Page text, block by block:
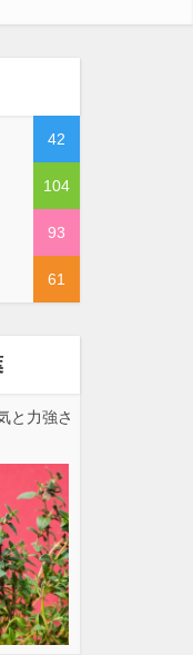
42
104
93
61
と力強さ